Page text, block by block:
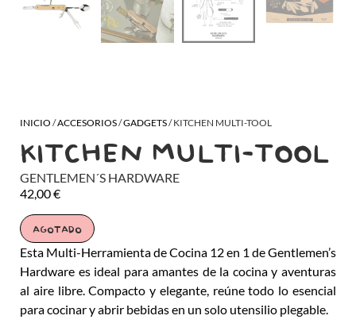
INICIO /ACCESORIOS/GADGETS/ KITCHEN MULTI-TOOL
KITCHEN MULTI-TOOL
GENTLEMEN´S HARDWARE
42,00€
AGOTADO
Esta Multi-Herramienta de Cocina 12 en 1 de Gentlemen’s
Hardware es ideal para amantes de la cocina y aventuras
al aire libre. Compacto y elegante, reúne todo lo esencial
para cocinar y abrir bebidas en un solo utensilio plegable.